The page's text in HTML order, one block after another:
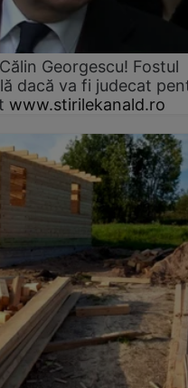
Georgescu! Fostul
dacă va fi judecat
www.stirilekanald.ro